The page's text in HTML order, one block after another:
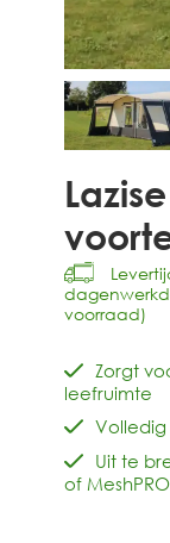
voorraad)
Zorgt
leefruimte
Volledig
Uit te
of MeshPRO